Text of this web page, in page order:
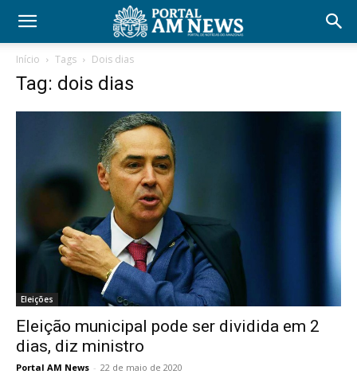
Início Tags Dois dias
Tag: dois dias
Eleições
Eleição municipal pode ser dividida em 2
dias, diz ministro
Portal AM News - 22 de maio de 2020